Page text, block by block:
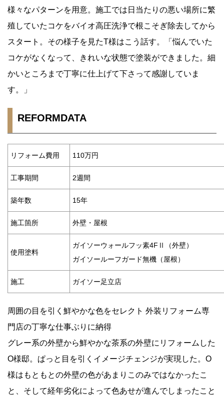
様々なパターンを用意。施工では日当たりの悪い場所に繁
殖していたコケをバイオ高圧洗浄で根こそぎ除去してから
スタート。その様子を見たT様はこう話す。「悩んでいた
コケがなくなって、きれいな状態で塗装ができました。細
かいところまで丁寧に仕上げて下さって感謝していま
す。」
REFORMDATA
リフォーム費用 110万円
工事期間 2週間
築年数 15年
施工箇所 外壁・屋根
使用塗料
ガイソーウォールフッ素4FⅡ（外壁）
ガイソールーフガード無機（屋根）
施工 ガイソー足立店
周囲の目を引く鮮やかな色をセレクト 外装リフォーム専
門店の丁寧な仕事ぶりに納得
グレー系の外壁から鮮やかな茶系の外壁にリフォームした
O様邸。ぱっと目を引くイメージチェンジが実現した。O
様はもともとの外壁の色があまりこのみではなかったこ
と、そして経年劣化によって色あせが進んでしまったこと